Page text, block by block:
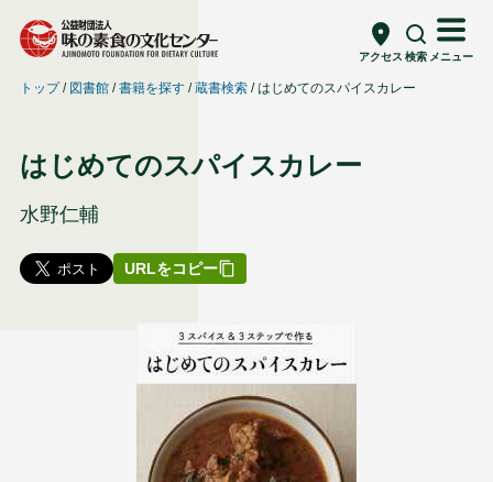
アクセス 検索 メニュー
トップ 図書館 書籍を探す 蔵書検索 はじめてのスパイスカレー
はじめてのスパイスカレー
水野仁輔
URLをコピー